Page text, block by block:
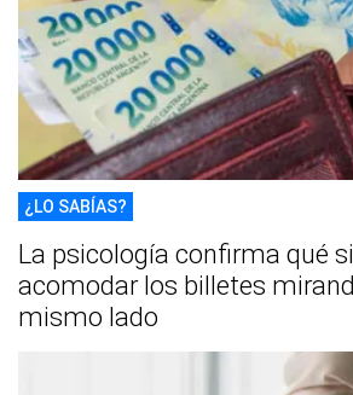
¿LO SABÍAS?
La psicología confirma qué
acomodar los billetes
mismo lado